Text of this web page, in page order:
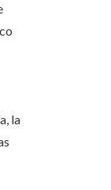
la